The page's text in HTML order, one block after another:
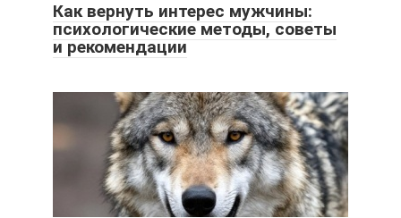
Как вернуть интерес мужчины:
психологические методы, советы
и рекомендации